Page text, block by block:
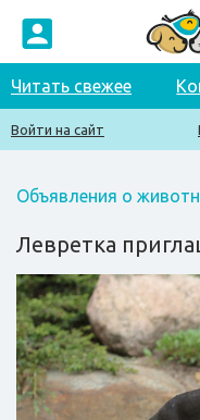
Читать свежее
Войти на сайт
Объявления о
Левретка